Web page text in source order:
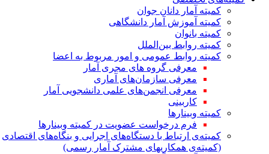
کمیته آمار دانان جوان
کمیته آموزش آمار دانشگاهی
کمیته بانوان
کمیته روابط بین‌الملل
کمیته روابط عمومی و امور مربوط به اعضا
معرفی گروه های مجری آمار
معرفی سازمان‌های آماری
معرفی انجمن‌های علمی دانشجویی آمار
کاربینی
کمیته وبینارها
فرم درخواست عضویت در کمیته وبینارها
کمیته‌ی ارتباط با دستگاه‌های اجرایی و بنگاه‌های اقتصادی
(کمیته‌ی همکاریهای مشترک آمار رسمی)